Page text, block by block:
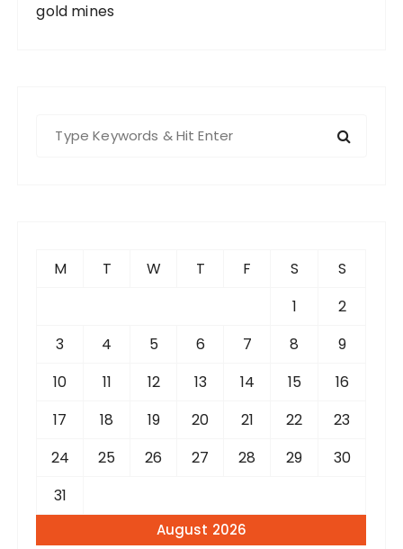
gold mines
August 2026
M T W T F S
S
1
2
3
4 5 6 7 8
9
10
11 12 13 14 15
16
17
18 19 20 21 22
23
24
25 26 27 28 29
30
31